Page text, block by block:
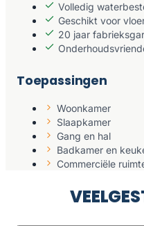
Volledig
Geschikt voor
20 jaar
Toepassingen
Woonkamer
Slaapkamer
Gang en hal
Badkamer en
Commerciële